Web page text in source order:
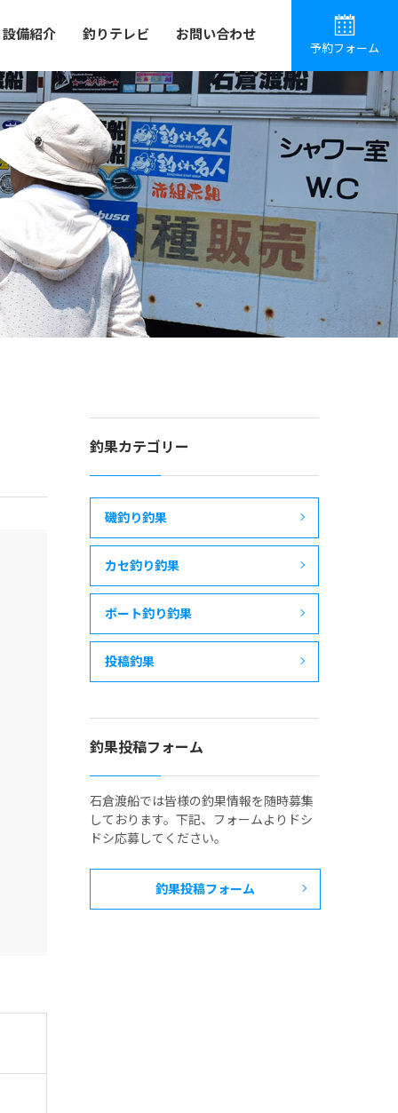
設備紹介 釣りテレビ お問い合わせ
予約フォーム
釣果カテゴリー
磯釣り釣果
カセ釣り釣果
ボート釣り釣果
投稿釣果
釣果投稿フォーム
石倉渡船では皆様の釣果情報を随時募集
しております。下記、フォームよりドシ
ドシ応募してください。
釣果投稿フォーム